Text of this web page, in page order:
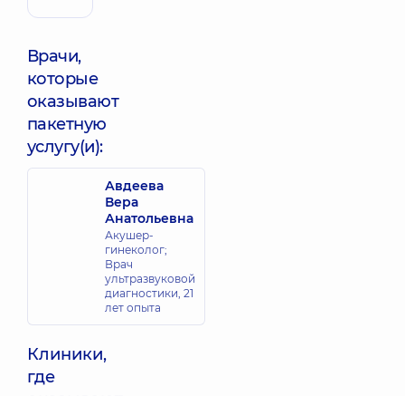
Врачи,
которые
оказывают
пакетную
услугу(и):
Авдеева
Вера
Анатольевна
Акушер-
гинеколог;
Врач
ультразвуковой
диагностики, 21
лет опыта
Клиники,
где